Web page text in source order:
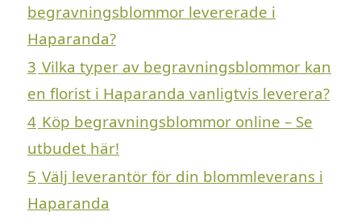
begravningsblommor levererade i
Haparanda?
3 Vilka typer av begravningsblommor kan
en florist i Haparanda vanligtvis leverera?
4 Köp begravningsblommor online – Se
utbudet här!
5 Välj leverantör för din blommleverans i
Haparanda